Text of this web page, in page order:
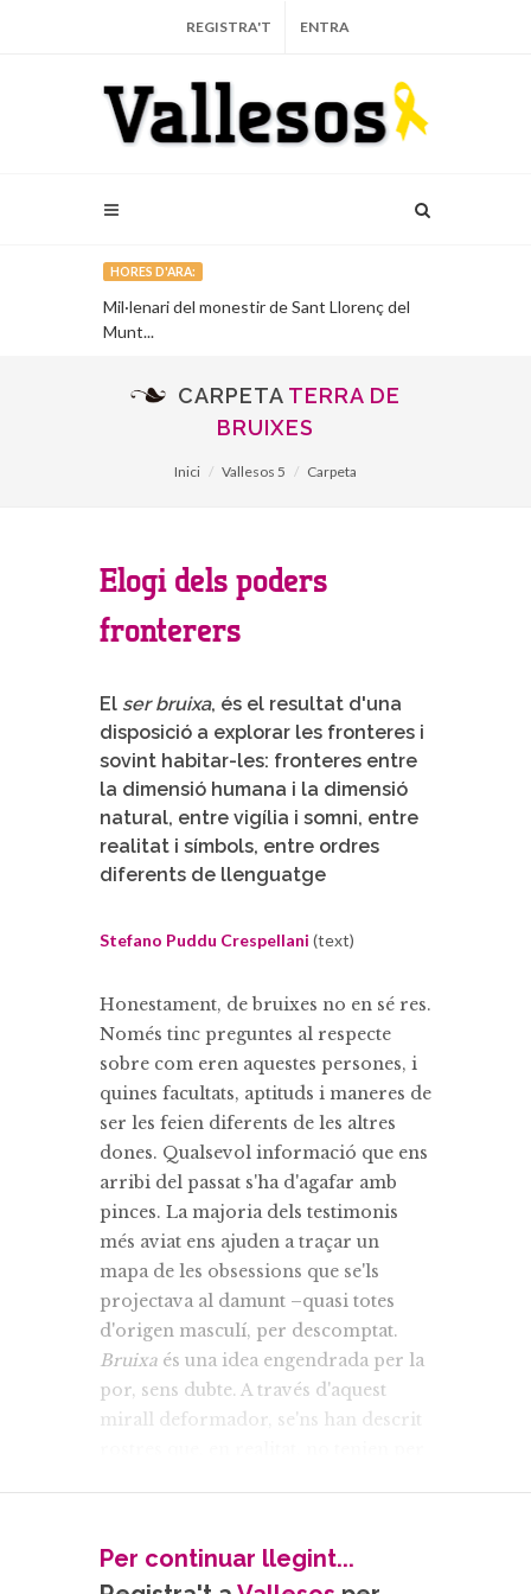
REGISTRA'T ENTRA
HORES D'ARA:
Mil·lenari del monestir de Sant Llorenç del
Munt...
CARPETA TERRA DE
BRUIXES
Inici Vallesos 5 Carpeta
Elogi dels poders
fronterers
El ser bruixa, és el resultat d'una
disposició a explorar les fronteres i
sovint habitar-les: fronteres entre
la dimensió humana i la dimensió
natural, entre vigília i somni, entre
realitat i símbols, entre ordres
diferents de llenguatge
Stefano Puddu Crespellani (text)
Honestament, de bruixes no en sé res.
Només tinc preguntes al respecte
sobre com eren aquestes persones, i
quines facultats, aptituds i maneres de
ser les feien diferents de les altres
dones. Qualsevol informació que ens
arribi del passat s'ha d'agafar amb
pinces. La majoria dels testimonis
més aviat ens ajuden a traçar un
mapa de les obsessions que se'ls
projectava al damunt –quasi totes
d'origen masculí, per descomptat.
Bruixa és una idea engendrada per la
por, sens dubte. A través d'aquest
mirall deformador, se'ns han descrit
les implicacions del cas. De manera
Per continuar llegint...